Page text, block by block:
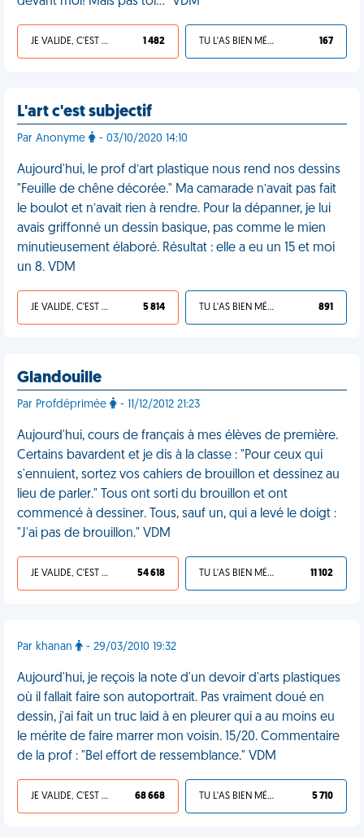
JE VALIDE, C'EST UNE VDM 1 482 TU L'AS BIEN MÉRITÉ 167
L'art c'est subjectif
Par Anonyme - 03/10/2020 14:10
Aujourd'hui, le prof d’art plastique nous rend nos dessins
"Feuille de chêne décorée." Ma camarade n’avait pas fait
le boulot et n’avait rien à rendre. Pour la dépanner, je lui
avais griffonné un dessin basique, pas comme le mien
minutieusement élaboré. Résultat : elle a eu un 15 et moi
un 8. VDM
JE VALIDE, C'EST UNE VDM 5 814 TU L'AS BIEN MÉRITÉ 891
Glandouille
Par Profdéprimée - 11/12/2012 21:23
Aujourd'hui, cours de français à mes élèves de première.
Certains bavardent et je dis à la classe : "Pour ceux qui
s'ennuient, sortez vos cahiers de brouillon et dessinez au
lieu de parler." Tous ont sorti du brouillon et ont
commencé à dessiner. Tous, sauf un, qui a levé le doigt :
"J'ai pas de brouillon." VDM
JE VALIDE, C'EST UNE VDM 54 618 TU L'AS BIEN MÉRITÉ 11 102
Par khanan - 29/03/2010 19:32
Aujourd'hui, je reçois la note d'un devoir d'arts plastiques
où il fallait faire son autoportrait. Pas vraiment doué en
dessin, j'ai fait un truc laid à en pleurer qui a au moins eu
le mérite de faire marrer mon voisin. 15/20. Commentaire
de la prof : "Bel effort de ressemblance." VDM
JE VALIDE, C'EST UNE VDM 68 668 TU L'AS BIEN MÉRITÉ 5 710